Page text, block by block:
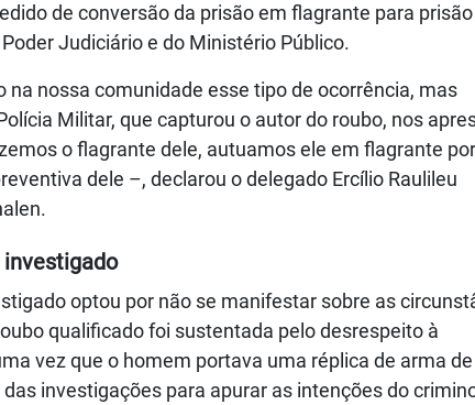
de conversão da prisão em flagrante para prisão
Judiciário e do Ministério Público.
nossa comunidade esse tipo de ocorrência, mas
Militar, que capturou o autor do roubo, nos
o flagrante dele, autuamos ele em flagrante por
dele –, declarou o delegado Ercílio Raulileu
optou por não se manifestar sobre as
qualificado foi sustentada pelo desrespeito à
vez que o homem portava uma réplica de arma
investigações para apurar as intenções do